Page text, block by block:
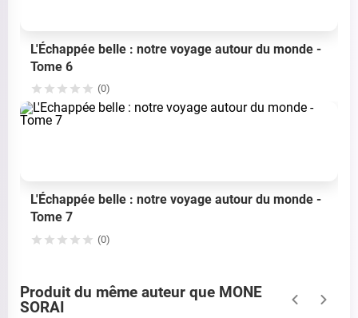
L'Échappée belle : notre voyage autour du monde -
Tome 6
(0)
L'Échappée belle : notre voyage autour du monde -
Tome 7
(0)
Produit du même auteur que MONE
SORAI